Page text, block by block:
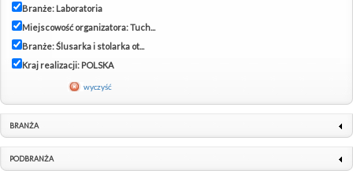
Branże: Laboratoria
Miejscowość organizatora: Tuch...
Branże: Ślusarka i stolarka ot...
Kraj realizacji: POLSKA
wyczyść
BRANŻA
PODBRANŻA